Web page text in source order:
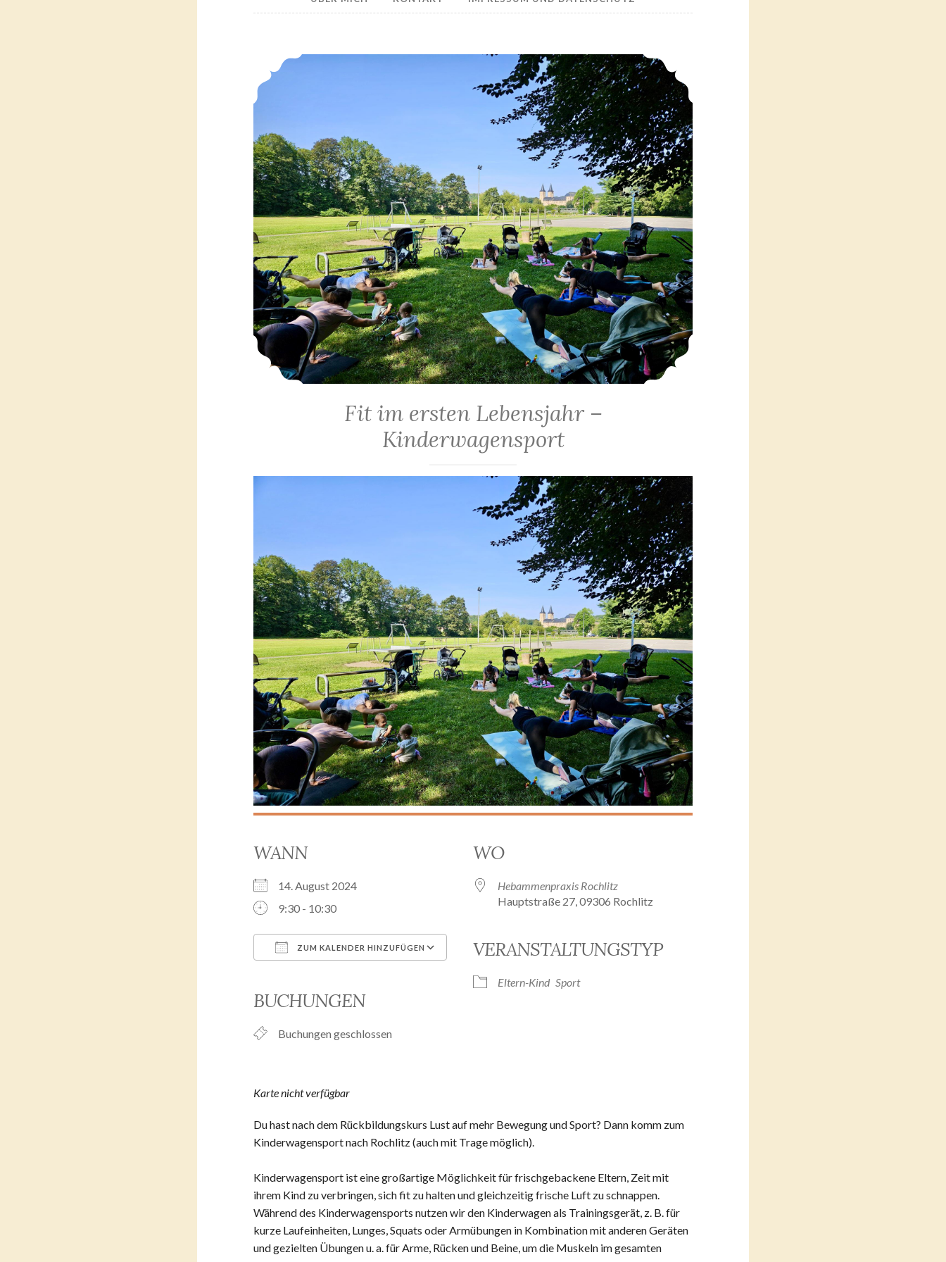
Fit im ersten Lebensjahr – Kinderwagensport
Fit im ersten Lebensjahr –
Kinderwagensport
WANN
14. August 2024
9:30 - 10:30
ZUM KALENDER HINZUFÜGEN
Google Kalender
BUCHUNGEN
Buchungen geschlossen
WO
Hebammenpraxis Rochlitz
Hauptstraße 27, 09306 Rochlitz
VERANSTALTUNGSTYP
Eltern-Kind Sport
Karte nicht verfügbar
Du hast nach dem Rückbildungskurs Lust auf mehr Bewegung und Sport? Dann komm zum
Kinderwagensport nach Rochlitz (auch mit Trage möglich).
Kinderwagensport ist eine großartige Möglichkeit für frischgebackene Eltern, Zeit mit
ihrem Kind zu verbringen, sich fit zu halten und gleichzeitig frische Luft zu schnappen.
Während des Kinderwagensports nutzen wir den Kinderwagen als Trainingsgerät, z. B. für
kurze Laufeinheiten, Lunges, Squats oder Armübungen in Kombination mit anderen Geräten
und gezielten Übungen u. a. für Arme, Rücken und Beine, um die Muskeln im gesamten